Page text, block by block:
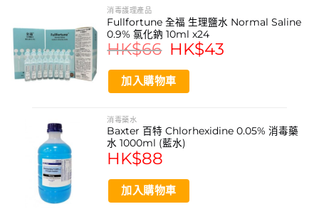
由黏膠纖維 (viscose) 和 聚酯纖維 (polyester fibres)
混製而成
比起普通棉製紗布，吸水力強，柔軟透氣，使用舒適
更少落絮，不黏傷口，避免更換帶來的痛楚
吸水設計
歐洲製造
Hartmann赫曼 – 超過200年歷史的德國品牌
消毒護理產品
Fullfortune 全福 生理鹽水 Normal Saline
0.9% 氯化鈉 10ml x24
HK$66
Original
price
HK$66.
HK$43
加入購物車
消毒藥水
Baxter 百特 Chlorhexidine 0.05% 消毒藥
水 1000ml (藍水)
HK$88
加入購物車